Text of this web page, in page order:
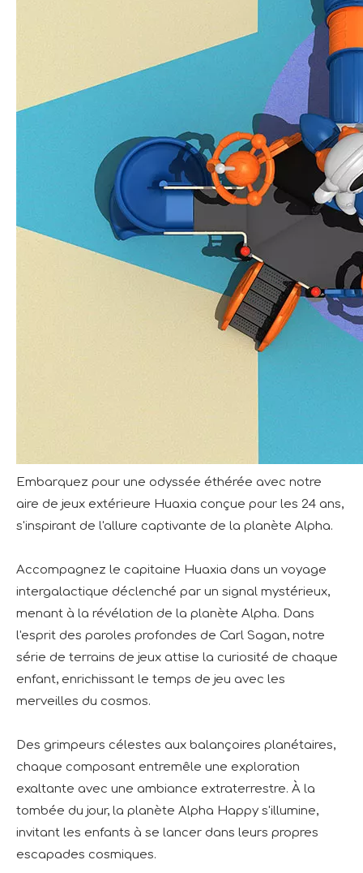
Embarquez pour une odyssée éthérée avec notre
aire de jeux extérieure Huaxia conçue pour les 24 ans,
s'inspirant de l'allure captivante de la planète Alpha.
Accompagnez le capitaine Huaxia dans un voyage
intergalactique déclenché par un signal mystérieux,
menant à la révélation de la planète Alpha. Dans
l'esprit des paroles profondes de Carl Sagan, notre
série de terrains de jeux attise la curiosité de chaque
enfant, enrichissant le temps de jeu avec les
merveilles du cosmos.
Des grimpeurs célestes aux balançoires planétaires,
chaque composant entremêle une exploration
exaltante avec une ambiance extraterrestre. À la
tombée du jour, la planète Alpha Happy s'illumine,
invitant les enfants à se lancer dans leurs propres
escapades cosmiques.